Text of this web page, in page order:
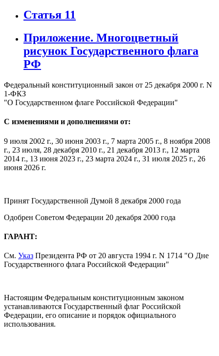
Статья 11
Приложение. Многоцветный
рисунок Государственного флага
РФ
Федеральный конституционный закон от 25 декабря 2000 г. N
1-ФКЗ
"О Государственном флаге Российской Федерации"
С изменениями и дополнениями от:
9 июля 2002 г., 30 июня 2003 г., 7 марта 2005 г., 8 ноября 2008
г., 23 июля, 28 декабря 2010 г., 21 декабря 2013 г., 12 марта
2014 г., 13 июня 2023 г., 23 марта 2024 г., 31 июля 2025 г., 26
июня 2026 г.
Принят Государственной Думой 8 декабря 2000 года
Одобрен Советом Федерации 20 декабря 2000 года
ГАРАНТ:
См. Указ Президента РФ от 20 августа 1994 г. N 1714 "О Дне
Государственного флага Российской Федерации"
Настоящим Федеральным конституционным законом
устанавливаются Государственный флаг Российской
Федерации, его описание и порядок официального
использования.